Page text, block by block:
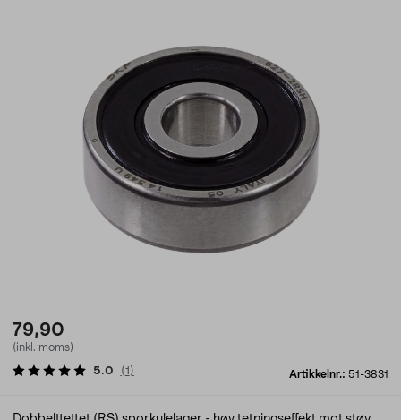
79,90
(inkl. moms)
Artikkelnr.: 51-3831
5.0 (1 )